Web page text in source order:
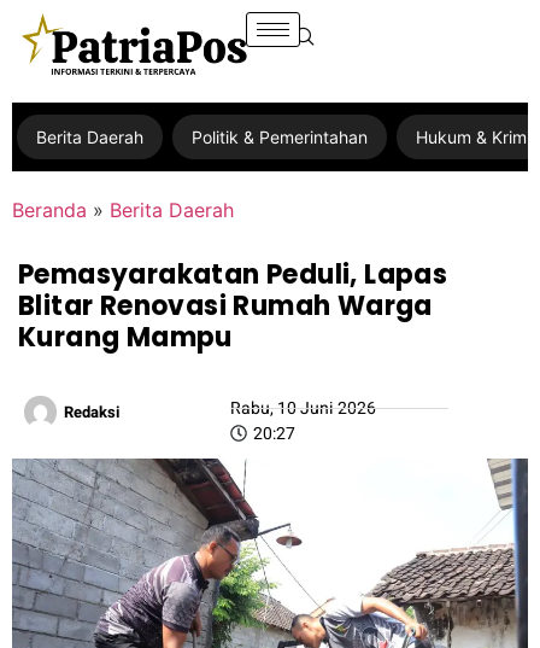
Berita Daerah Politik & Pemerintahan Hukum &
Beranda » Berita Daerah
Pemasyarakatan Peduli, Lapas
Blitar Renovasi Rumah Warga
Kurang Mampu
Redaksi
Rabu, 10 Juni 2026
20:27